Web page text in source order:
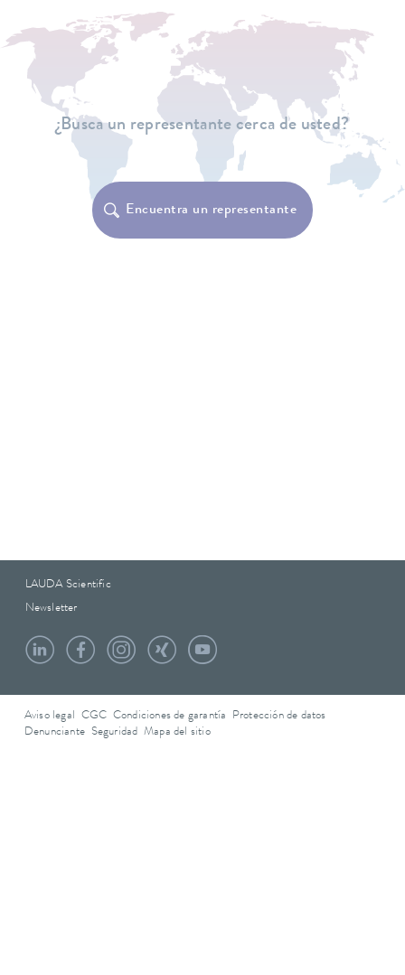
¿Busca un representante cerca de usted?
Encuentra un representante
LAUDA Scientific
Newsletter
Aviso legal CGC Condiciones de garantía
Protección de datos
Denunciante Seguridad Mapa del sitio